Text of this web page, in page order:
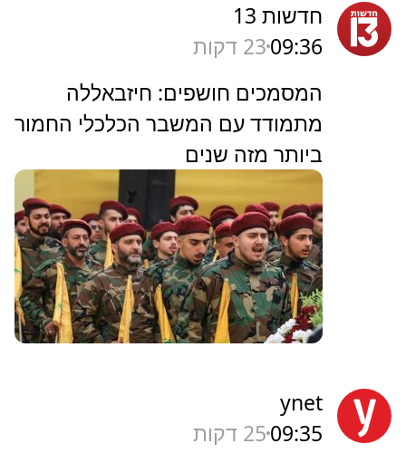
חדשות 13
09:3623 דקות
המסמכים חושפים: חיזבאללה
מתמודד עם המשבר הכלכלי החמור
ביותר מזה שנים
ynet
09:3525 דקות